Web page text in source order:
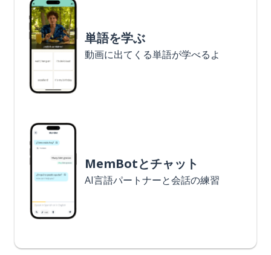
単語を学ぶ
動画に出てくる単語が学べるよ
MemBotとチャット
AI言語パートナーと会話の練習